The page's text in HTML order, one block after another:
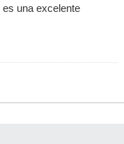
una excelente